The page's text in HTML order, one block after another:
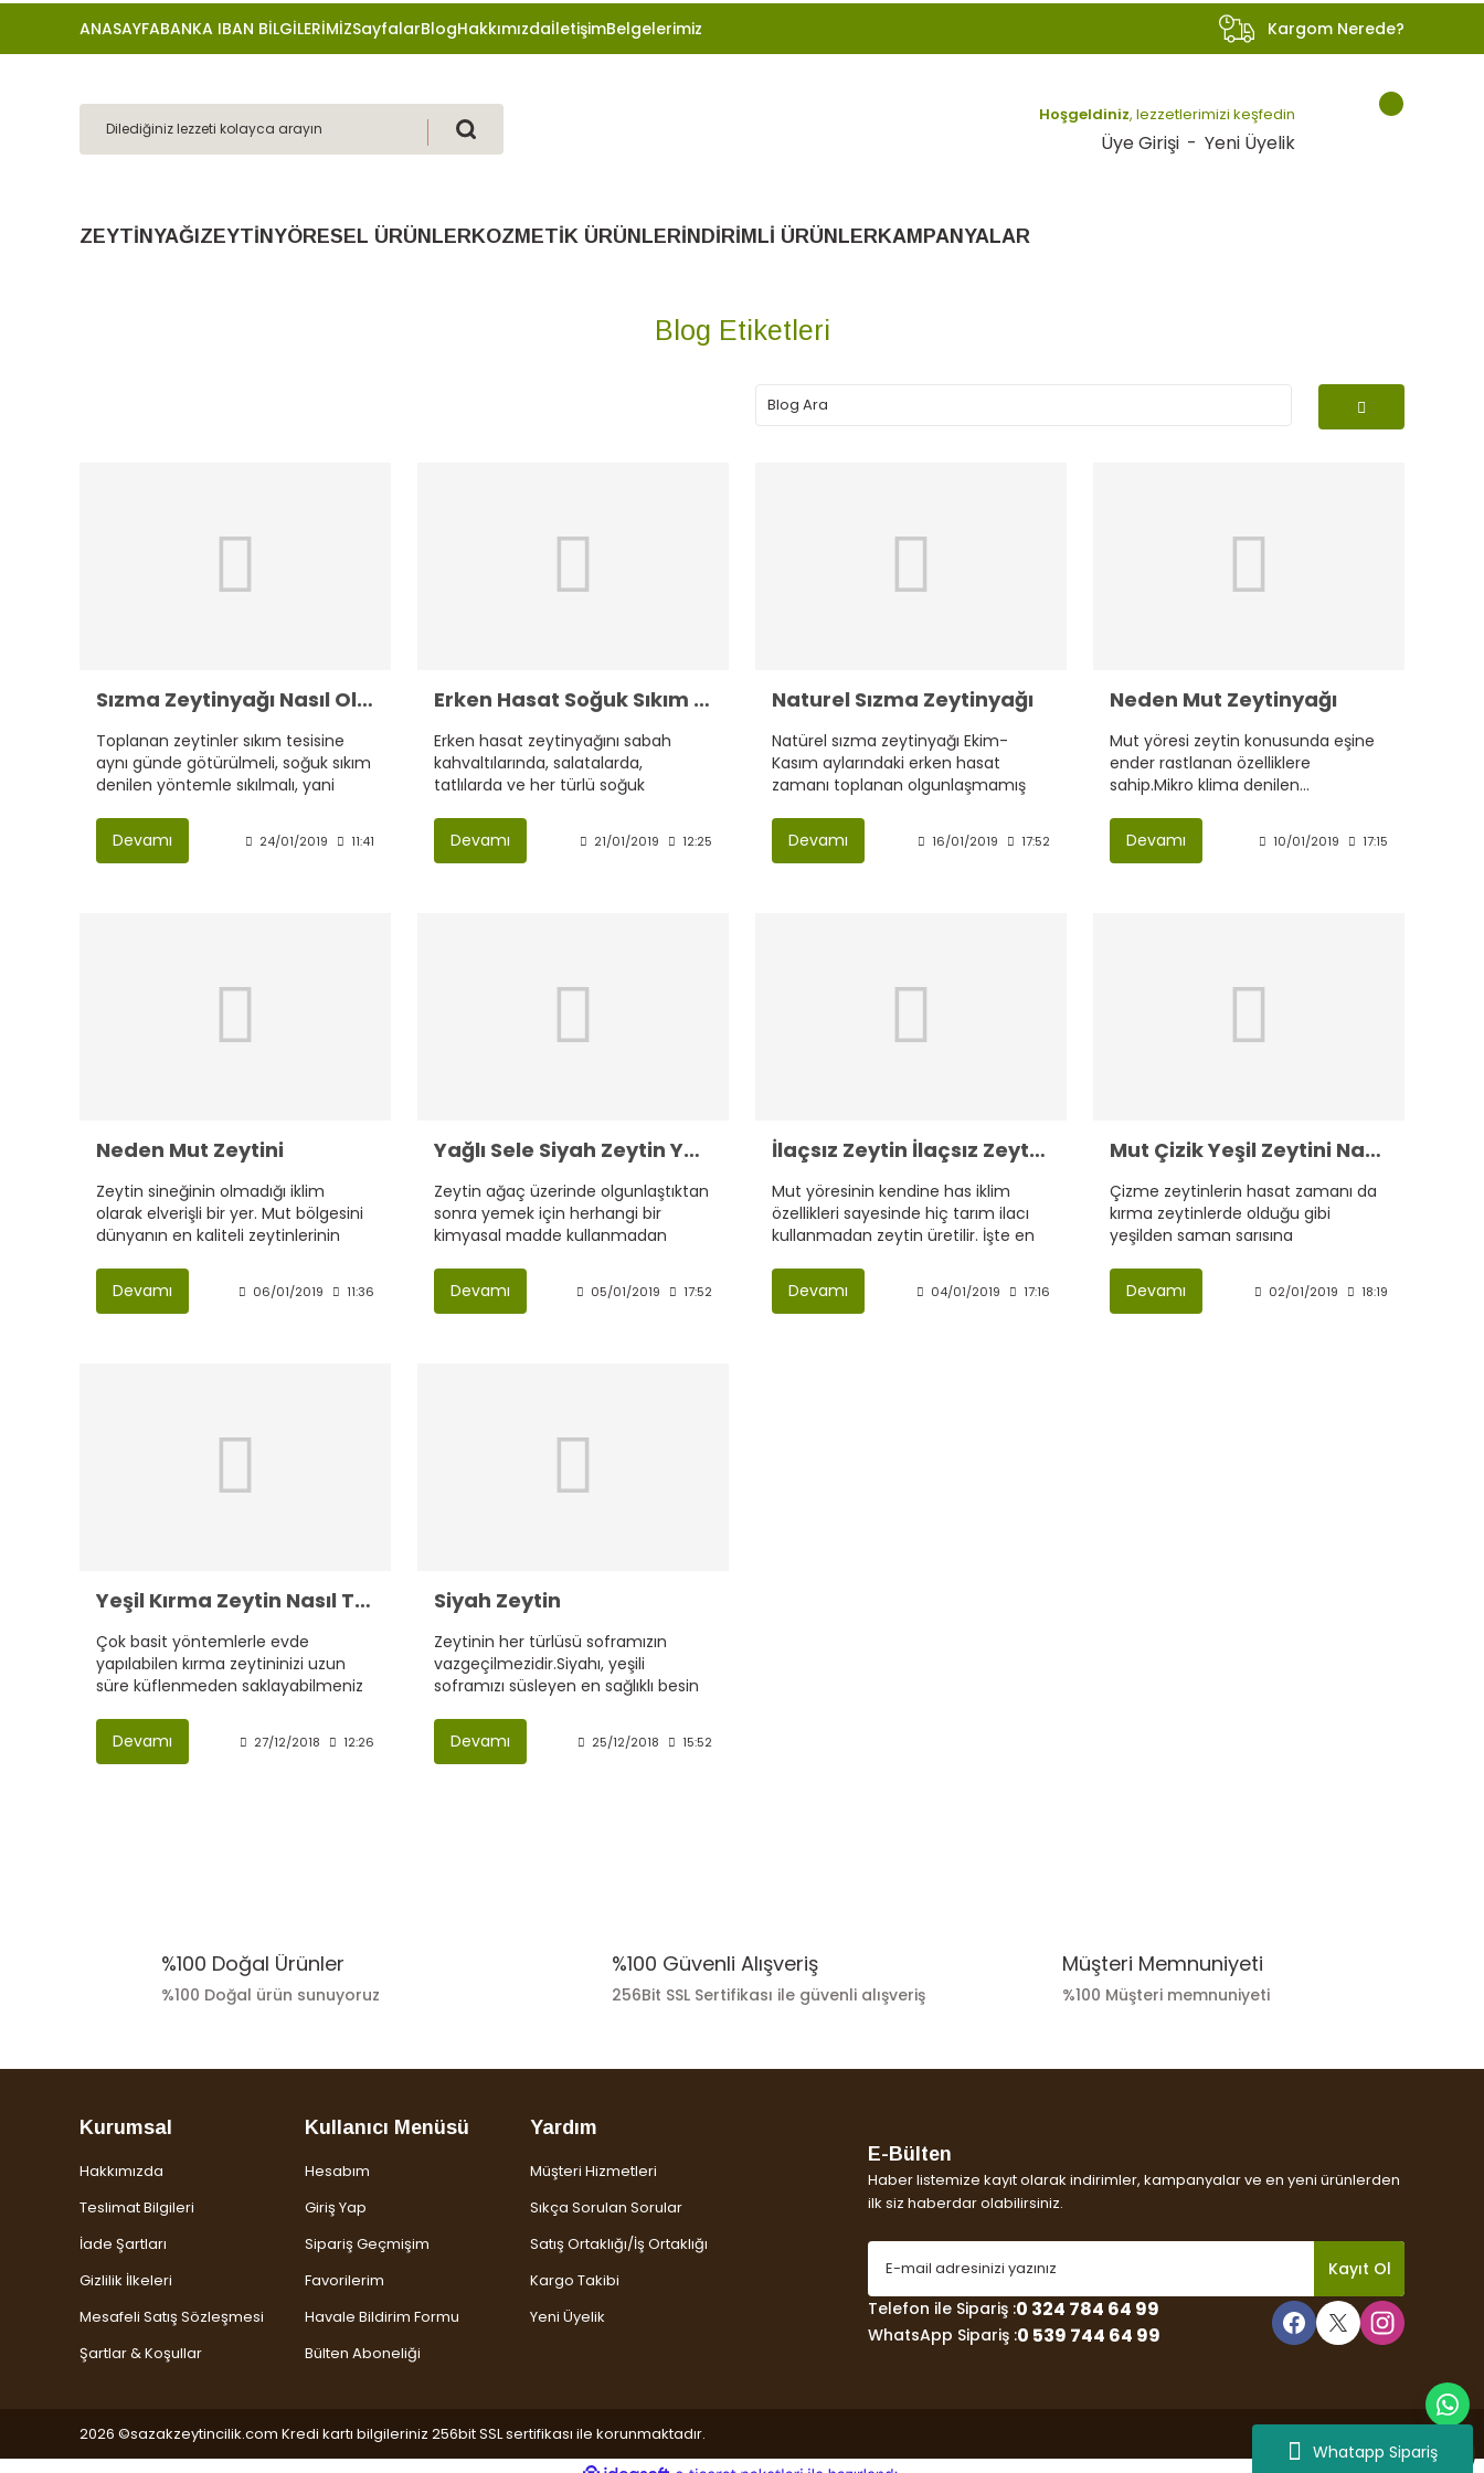
Whatapp Sipariş
ANASAYFABANKA IBAN BİLGİLERİMİZSayfalarBlogHakkımızdaİletişimBelgelerimiz Kargom Nerede?
Hoşgeldiniz, lezzetlerimizi keşfedin
Üye Girişi - Yeni Üyelik
ZEYTİNYAĞIZEYTİNYÖRESEL ÜRÜNLERKOZMETİK ÜRÜNLERİNDİRİMLİ ÜRÜNLERKAMPANYALAR
Blog Etiketleri
Sızma Zeytinyağı Nasıl Olmalı.?
Toplanan zeytinler sıkım tesisine
aynı günde götürülmeli, soğuk sıkım
denilen yöntemle sıkılmalı, yani
fazla 27 derece olması gerekiyor.
Devamı 24/01/2019 11:41
Erken Hasat Soğuk Sıkım Zeytinyağı
Erken hasat zeytinyağını sabah
kahvaltılarında, salatalarda,
tatlılarda ve her türlü soğuk
Devamı
21/01/2019 12:25
Naturel Sızma Zeytinyağı
Natürel sızma zeytinyağı Ekim-
Kasım aylarındaki erken hasat
zamanı toplanan olgunlaşmamış
yöntemiyle sıkılmasıyla elde edilir.
Devamı 16/01/2019 17:52
Neden Mut Zeytinyağı
Mut yöresi zeytin konusunda eşine
ender rastlanan özelliklere
sahip.Mikro klima denilen...
Devamı 10/01/2019 17:15
Neden Mut Zeytini
Zeytin sineğinin olmadığı iklim
olarak elverişli bir yer. Mut bölgesini
dünyanın en kaliteli zeytinlerinin
üretildiği bir bölge olarak karşımıza
çıkıyor.
Devamı 06/01/2019 11:36
Yağlı Sele Siyah Zeytin Yapımı!
Zeytin ağaç üzerinde olgunlaştıktan
sonra yemek için herhangi bir
kimyasal madde kullanmadan
gitmesini sağlayıp en sağlıklı zeytin
türüdür.
Devamı 05/01/2019 17:52
İlaçsız Zeytin İlaçsız Zeytinyağı Mut'ta Yetişir
Mut yöresinin kendine has iklim
özellikleri sayesinde hiç tarım ilacı
kullanmadan zeytin üretilir. İşte en
yapısı.
Devamı 04/01/2019 17:16
Mut Çizik Yeşil Zeytini Nasıl Yapılır, Tatlandırılır.?
Çizme zeytinlerin hasat zamanı da
kırma zeytinlerde olduğu gibi
yeşilden saman sarısına
pembeleştiğinde yapılır. Hasat
zamanı, iklim ve zeytin türüne göre
Devamı 02/01/2019 18:19
Yeşil Kırma Zeytin Nasıl Tatlandırılır.?
Çok basit yöntemlerle evde
yapılabilen kırma zeytininizi uzun
süre küflenmeden saklayabilmeniz
gerekir. Bu zeytinin küflenmemesi
içinDevamı 27/12/2018 12:26
Siyah Zeytin
Zeytinin her türlüsü soframızın
vazgeçilmezidir.Siyahı, yeşili
soframızı süsleyen en sağlıklı besin
Devamı 25/12/2018 15:52
%100 Doğal Ürünler
%100 Doğal ürün sunuyoruz
%100 Güvenli Alışveriş
256Bit SSL Sertifikası ile güvenli alışveriş
Müşteri Memnuniyeti
%100 Müşteri memnuniyeti
Kurumsal
Hakkımızda
Teslimat Bilgileri
İade Şartları
Gizlilik İlkeleri
Mesafeli Satış Sözleşmesi
Şartlar & Koşullar
Kullanıcı Menüsü
Hesabım
Giriş Yap
Sipariş Geçmişim
Favorilerim
Havale Bildirim Formu
Bülten Aboneliği
Yardım
Müşteri Hizmetleri
Sıkça Sorulan Sorular
Satış Ortaklığı/İş Ortaklığı
Kargo Takibi
Yeni Üyelik
E-Bülten
Haber listemize kayıt olarak indirimler, kampanyalar ve en yeni ürünlerden
ilk siz haberdar olabilirsiniz.
Kayıt Ol
Telefon ile Sipariş :0 324 784 64 99
WhatsApp Sipariş :0 539 744 64 99
2026 ©sazakzeytincilik.com Kredi kartı bilgileriniz 256bit SSL sertifikası ile korunmaktadır.